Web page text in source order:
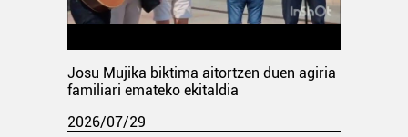
Josu Mujika biktima aitortzen duen agiria
familiari emateko ekitaldia
2026/07/29